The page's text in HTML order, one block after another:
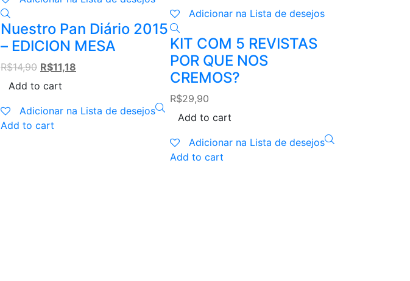
Nuestro Pan Diário 2015
– EDICION MESA
R$14,90 Original
price
R$14,90.
R$11,18
R$11,18.
Add to cart
Adicionar na Lista de desejos
Add to cart
Adicionar na Lista de desejos
KIT COM 5 REVISTAS
POR QUE NOS
CREMOS?
R$29,90
Add to cart
Adicionar na Lista de desejos
Add to cart